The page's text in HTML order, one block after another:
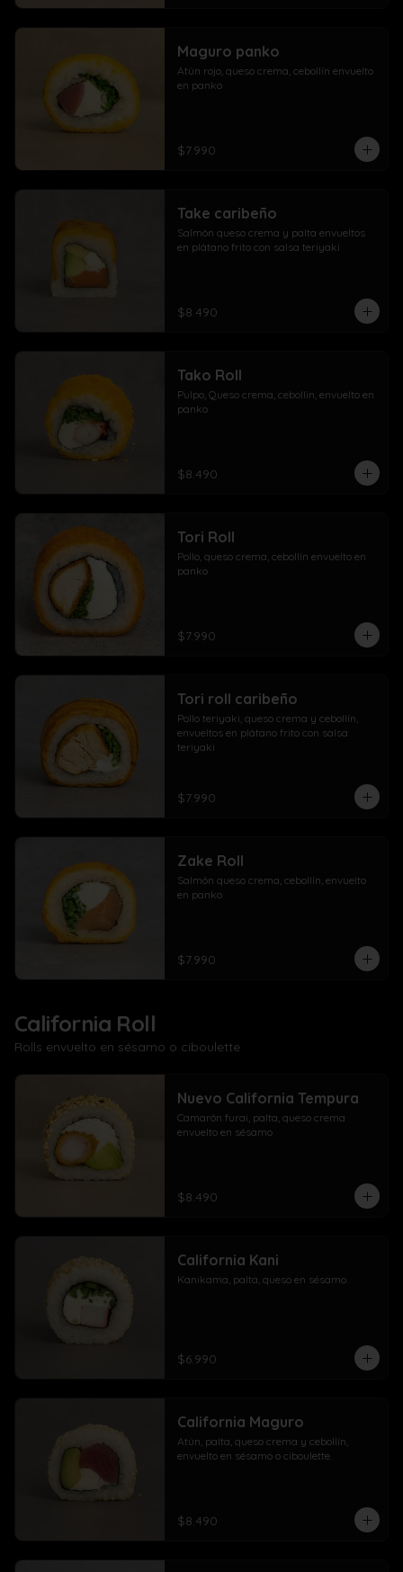
Maguro panko
Atún rojo, queso crema, cebollín envuelto
en panko
$7.990
Take caribeño
Salmón queso crema y palta envueltos
en plátano frito con salsa teriyaki
$8.490
Tako Roll
Pulpo, Queso crema, cebollin, envuelto en
panko
$8.490
Tori Roll
Pollo, queso crema, cebollín envuelto en
panko
$7.990
Tori roll caribeño
Pollo teriyaki, queso crema y cebollín,
envueltos en plátano frito con salsa
teriyaki
$7.990
Zake Roll
Salmón queso crema, cebollín, envuelto
en panko
$7.990
California Roll
Rolls envuelto en sésamo o ciboulette
Nuevo California Tempura
Camarón furai, palta, queso crema
envuelto en sésamo
$8.490
California Kani
Kanikama, palta, queso en sésamo.
$6.990
California Maguro
Atún, palta, queso crema y cebollín,
envuelto en sésamo o ciboulette.
$8.490